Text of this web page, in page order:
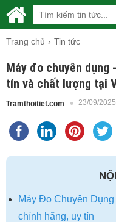
Trang chủ Tin tức
Máy đo chuyên dụng
tín và chất lượng tại
Tramthoitiet.com 23/09/2025
Máy Đo Chuyên
chính hãng, uy tín